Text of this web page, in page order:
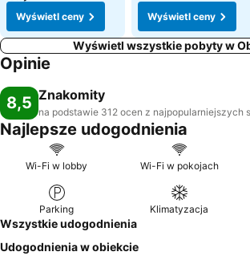
Wyświetl ceny
Wyświetl ceny
Wyświetl wszystkie pobyty w
Opinie
8,5 Znakomity
na podstawie 312 ocen z najpopularniejszych
Najlepsze udogodnienia
Wi-Fi w lobby Wi-Fi w pokojach
Parking Klimatyzacja
Wszystkie udogodnienia
Udogodnienia w obiekcie